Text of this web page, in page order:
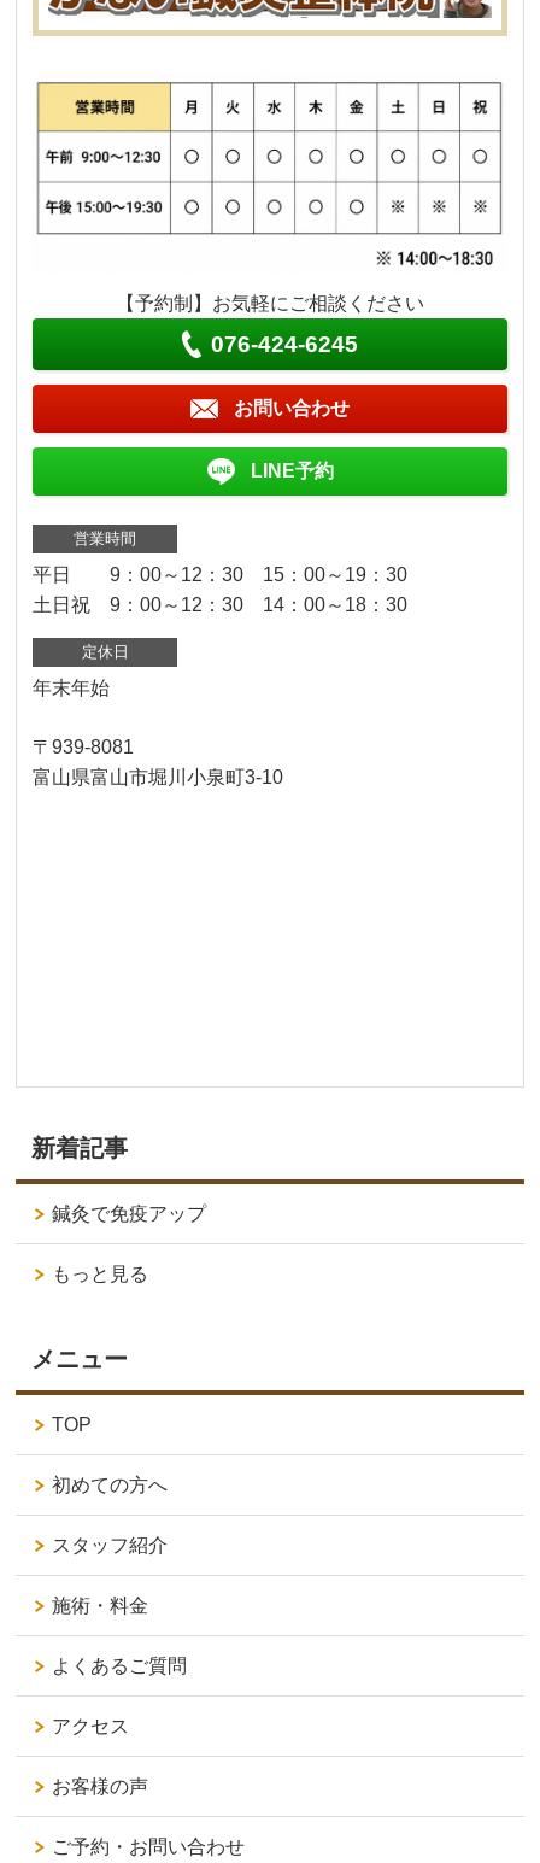
【予約制】お気軽にご相談ください
076-424-6245
お問い合わせ
LINE予約
営業時間
平日 9：00～12：30 15：00～19：30
土日祝 9：00～12：30 14：00～18：30
定休日
年末年始
〒939-8081
富山県富山市堀川小泉町3-10
新着記事
鍼灸で免疫アップ
もっと見る
メニュー
TOP
初めての方へ
スタッフ紹介
施術・料金
よくあるご質問
アクセス
お客様の声
ご予約・お問い合わせ